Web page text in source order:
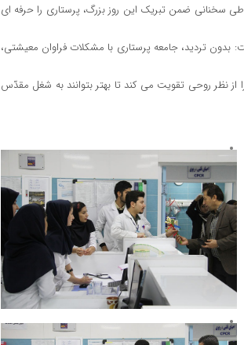
سخنانی ضمن تبریک این روز بزرگ، پرستاری را حرفه ای
تردید، جامعه پرستاری با مشکلات فراوان معیشتی،
از نظر روحی تقویت می کند تا بهتر بتوانند به شغل مقدّس